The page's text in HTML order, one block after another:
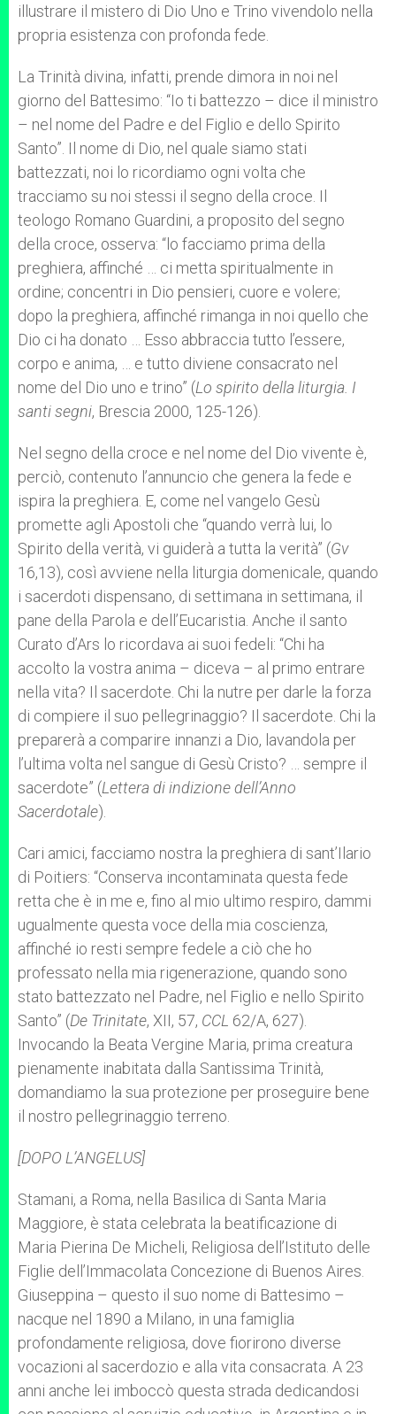
illustrare il mistero di Dio Uno e Trino vivendolo nella
propria esistenza con profonda fede.
La Trinità divina, infatti, prende dimora in noi nel
giorno del Battesimo: “Io ti battezzo – dice il ministro
– nel nome del Padre e del Figlio e dello Spirito
Santo”. Il nome di Dio, nel quale siamo stati
battezzati, noi lo ricordiamo ogni volta che
tracciamo su noi stessi il segno della croce. Il
teologo Romano Guardini, a proposito del segno
della croce, osserva: “lo facciamo prima della
preghiera, affinché … ci metta spiritualmente in
ordine; concentri in Dio pensieri, cuore e volere;
dopo la preghiera, affinché rimanga in noi quello che
Dio ci ha donato … Esso abbraccia tutto l’essere,
corpo e anima, … e tutto diviene consacrato nel
nome del Dio uno e trino” (Lo spirito della liturgia. I
santi segni, Brescia 2000, 125-126).
Nel segno della croce e nel nome del Dio vivente è,
perciò, contenuto l’annuncio che genera la fede e
ispira la preghiera. E, come nel vangelo Gesù
promette agli Apostoli che “quando verrà lui, lo
Spirito della verità, vi guiderà a tutta la verità” (Gv
16,13), così avviene nella liturgia domenicale, quando
i sacerdoti dispensano, di settimana in settimana, il
pane della Parola e dell’Eucaristia. Anche il santo
Curato d’Ars lo ricordava ai suoi fedeli: “Chi ha
accolto la vostra anima – diceva – al primo entrare
nella vita? Il sacerdote. Chi la nutre per darle la forza
di compiere il suo pellegrinaggio? Il sacerdote. Chi la
preparerà a comparire innanzi a Dio, lavandola per
l’ultima volta nel sangue di Gesù Cristo? … sempre il
sacerdote” (Lettera di indizione dell’Anno
Sacerdotale).
Cari amici, facciamo nostra la preghiera di sant’Ilario
di Poitiers: “Conserva incontaminata questa fede
retta che è in me e, fino al mio ultimo respiro, dammi
ugualmente questa voce della mia coscienza,
affinché io resti sempre fedele a ciò che ho
professato nella mia rigenerazione, quando sono
stato battezzato nel Padre, nel Figlio e nello Spirito
Santo” (De Trinitate, XII, 57, CCL 62/A, 627).
Invocando la Beata Vergine Maria, prima creatura
pienamente inabitata dalla Santissima Trinità,
domandiamo la sua protezione per proseguire bene
il nostro pellegrinaggio terreno.
[DOPO L’ANGELUS]
Stamani, a Roma, nella Basilica di Santa Maria
Maggiore, è stata celebrata la beatificazione di
Maria Pierina De Micheli, Religiosa dell’Istituto delle
Figlie dell’Immacolata Concezione di Buenos Aires.
Giuseppina – questo il suo nome di Battesimo –
nacque nel 1890 a Milano, in una famiglia
profondamente religiosa, dove fiorirono diverse
vocazioni al sacerdozio e alla vita consacrata. A 23
anni anche lei imboccò questa strada dedicandosi